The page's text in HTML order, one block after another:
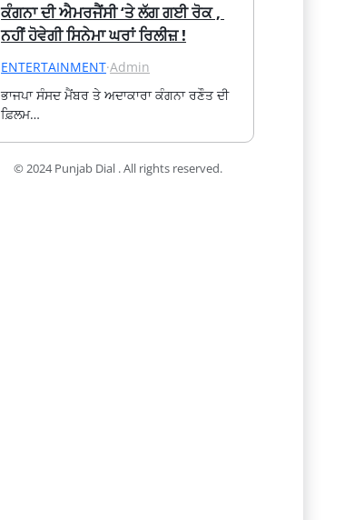
ਕੰਗਨਾ ਦੀ ਐਮਰਜੈਂਸੀ ‘ਤੇ ਲੱਗ ਗਈ ਰੋਕ ,
ਨਹੀਂ ਹੋਵੇਗੀ ਸਿਨੇਮਾ ਘਰਾਂ ਰਿਲੀਜ਼ !
ENTERTAINMENT·Admin
ਭਾਜਪਾ ਸੰਸਦ ਮੈਂਬਰ ਤੇ ਅਦਾਕਾਰਾ ਕੰਗਨਾ ਰਣੌਤ ਦੀ
ਫ਼ਿਲਮ…
© 2024 Punjab Dial . All rights reserved.